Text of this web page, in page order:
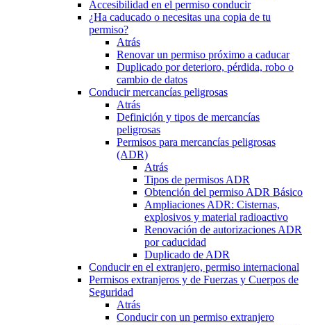
Accesibilidad en el permiso conducir
¿Ha caducado o necesitas una copia de tu
permiso?
Atrás
Renovar un permiso próximo a caducar
Duplicado por deterioro, pérdida, robo o
cambio de datos
Conducir mercancías peligrosas
Atrás
Definición y tipos de mercancías
peligrosas
Permisos para mercancías peligrosas
(ADR)
Atrás
Tipos de permisos ADR
Obtención del permiso ADR Básico
Ampliaciones ADR: Cisternas,
explosivos y material radioactivo
Renovación de autorizaciones ADR
por caducidad
Duplicado de ADR
Conducir en el extranjero, permiso internacional
Permisos extranjeros y de Fuerzas y Cuerpos de
Seguridad
Atrás
Conducir con un permiso extranjero